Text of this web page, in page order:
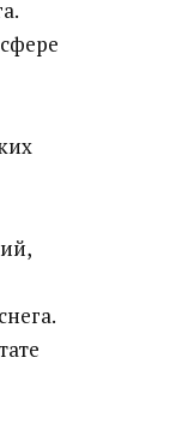
,
.